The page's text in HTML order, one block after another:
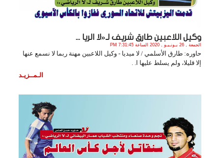
وكيل اللاعبين طارق شريف لـ«لا الريا ...
الجمعة , 26 يـونـيـو , 2020 الساعة 7:31:45 PM
حاوره: طارق الأسلمي / لا ميديا - وكيل اللاعبين مهنة ربما لا نسمع عنها
إلا قليلا، ولم يسلط عليها ا. .
الـمــزيـد